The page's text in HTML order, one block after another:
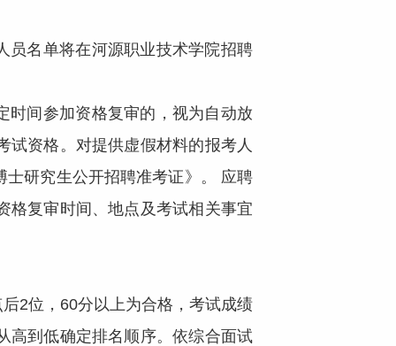
名单将在河源职业技术学院招聘
间参加资格复审的，视为自动放
试资格。对提供虚假材料的报考人
研究生公开招聘准考证》。 应聘
格复审时间、地点及考试相关事宜
2位，60分以上为合格，考试成绩
高到低确定排名顺序。依综合面试